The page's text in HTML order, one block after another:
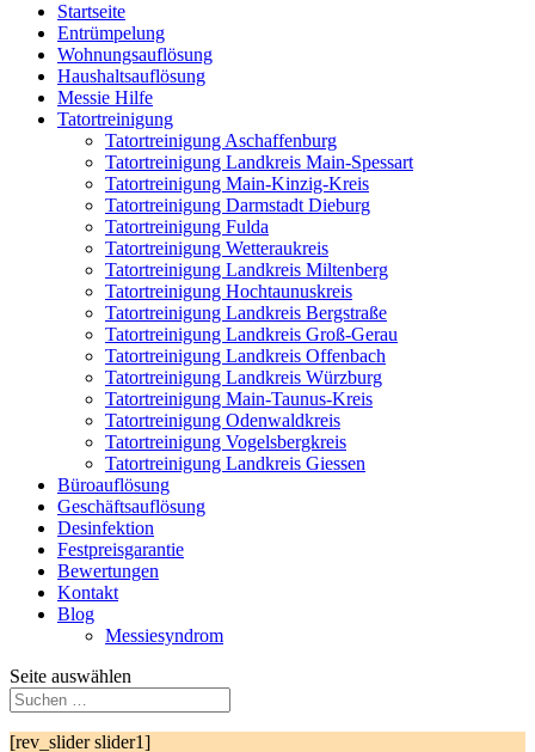
Startseite
Entrümpelung
Wohnungsauflösung
Haushaltsauflösung
Messie Hilfe
Tatortreinigung
Tatortreinigung Aschaffenburg
Tatortreinigung Landkreis Main-Spessart
Tatortreinigung Main-Kinzig-Kreis
Tatortreinigung Darmstadt Dieburg
Tatortreinigung Fulda
Tatortreinigung Wetteraukreis
Tatortreinigung Landkreis Miltenberg
Tatortreinigung Hochtaunuskreis
Tatortreinigung Landkreis Bergstraße
Tatortreinigung Landkreis Groß-Gerau
Tatortreinigung Landkreis Offenbach
Tatortreinigung Landkreis Würzburg
Tatortreinigung Main-Taunus-Kreis
Tatortreinigung Odenwaldkreis
Tatortreinigung Vogelsbergkreis
Tatortreinigung Landkreis Giessen
Büroauflösung
Geschäftsauflösung
Desinfektion
Festpreisgarantie
Bewertungen
Kontakt
Blog
Messiesyndrom
Seite auswählen
[rev_slider slider1]